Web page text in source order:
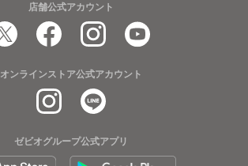
店舗公式アカウント
オンラインストア公式アカウント
ゼビオグループ公式アプリ